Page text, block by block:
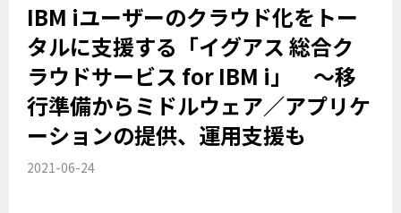
IBM iユーザーのクラウド化をトー
タルに支援する「イグアス 総合ク
ラウドサービス for IBM i」 ～移
行準備からミドルウェア／アプリケ
ーションの提供、運用支援も
2021-06-24